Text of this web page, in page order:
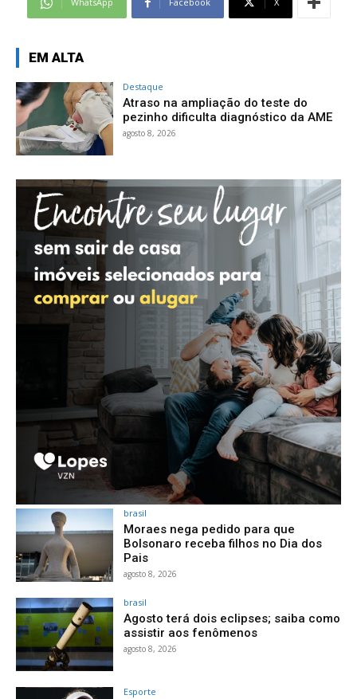
EM ALTA
Destaque
Atraso na ampliação do teste do
pezinho dificulta diagnóstico da AME
agosto 8, 2026
brasil
Moraes nega pedido para que
Bolsonaro receba filhos no Dia dos
Pais
agosto 8, 2026
brasil
Agosto terá dois eclipses; saiba como
assistir aos fenômenos
agosto 8, 2026
Esporte